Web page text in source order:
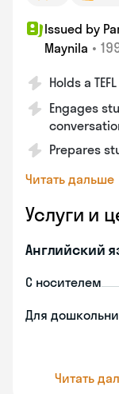
Issued by
Maynila •
Holds a
Engages
Prepares
Читать дальше
Услуги и
Английский
С носителем
Для
Читать